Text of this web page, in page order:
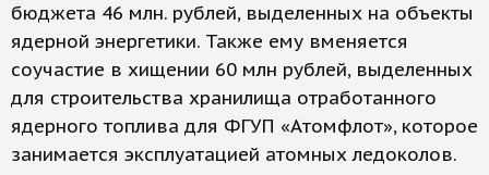
бюджета 46 млн. рублей, выделенных на объекты
ядерной энергетики. Также ему вменяется
соучастие в хищении 60 млн рублей, выделенных
для строительства хранилища отработанного
ядерного топлива для ФГУП «Атомфлот», которое
занимается эксплуатацией атомных ледоколов.